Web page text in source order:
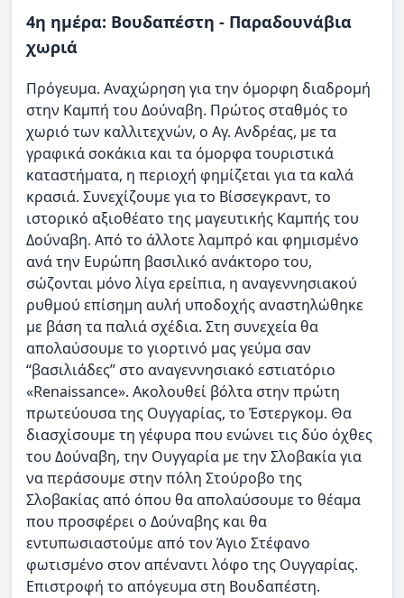
4η ημέρα: Βουδαπέστη - Παραδουνάβια
χωριά
Πρόγευμα. Αναχώρηση για την όμορφη διαδρομή
στην Καμπή του Δούναβη. Πρώτος σταθμός το
χωριό των καλλιτεχνών, ο Αγ. Ανδρέας, με τα
γραφικά σοκάκια και τα όμορφα τουριστικά
καταστήματα, η περιοχή φημίζεται για τα καλά
κρασιά. Συνεχίζουμε για το Βίσσεγκραντ, το
ιστορικό αξιοθέατο της μαγευτικής Καμπής του
Δούναβη. Από το άλλοτε λαμπρό και φημισμένο
ανά την Ευρώπη βασιλικό ανάκτορο του,
σώζονται μόνο λίγα ερείπια, η αναγεννησιακού
ρυθμού επίσημη αυλή υποδοχής αναστηλώθηκε
με βάση τα παλιά σχέδια. Στη συνεχεία θα
απολαύσουμε το γιορτινό μας γεύμα σαν
“βασιλιάδες” στο αναγεννησιακό εστιατόριο
«Renaissance». Ακολουθεί βόλτα στην πρώτη
πρωτεύουσα της Ουγγαρίας, το Έστεργκομ. Θα
διασχίσουμε τη γέφυρα που ενώνει τις δύο όχθες
του Δούναβη, την Ουγγαρία με την Σλοβακία για
να περάσουμε στην πόλη Στούροβο της
Σλοβακίας από όπου θα απολαύσουμε το θέαμα
που προσφέρει ο Δούναβης και θα
εντυπωσιαστούμε από τον Άγιο Στέφανο
φωτισμένο στον απέναντι λόφο της Ουγγαρίας.
Επιστροφή το απόγευμα στη Βουδαπέστη.